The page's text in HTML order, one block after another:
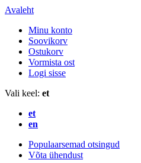
Avaleht
Minu konto
Soovikorv
Ostukorv
Vormista ost
Logi sisse
Vali keel: et
et
en
Populaarsemad otsingud
Võta ühendust